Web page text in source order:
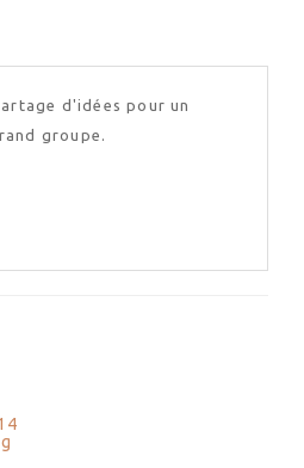
d'idées pour un
groupe.